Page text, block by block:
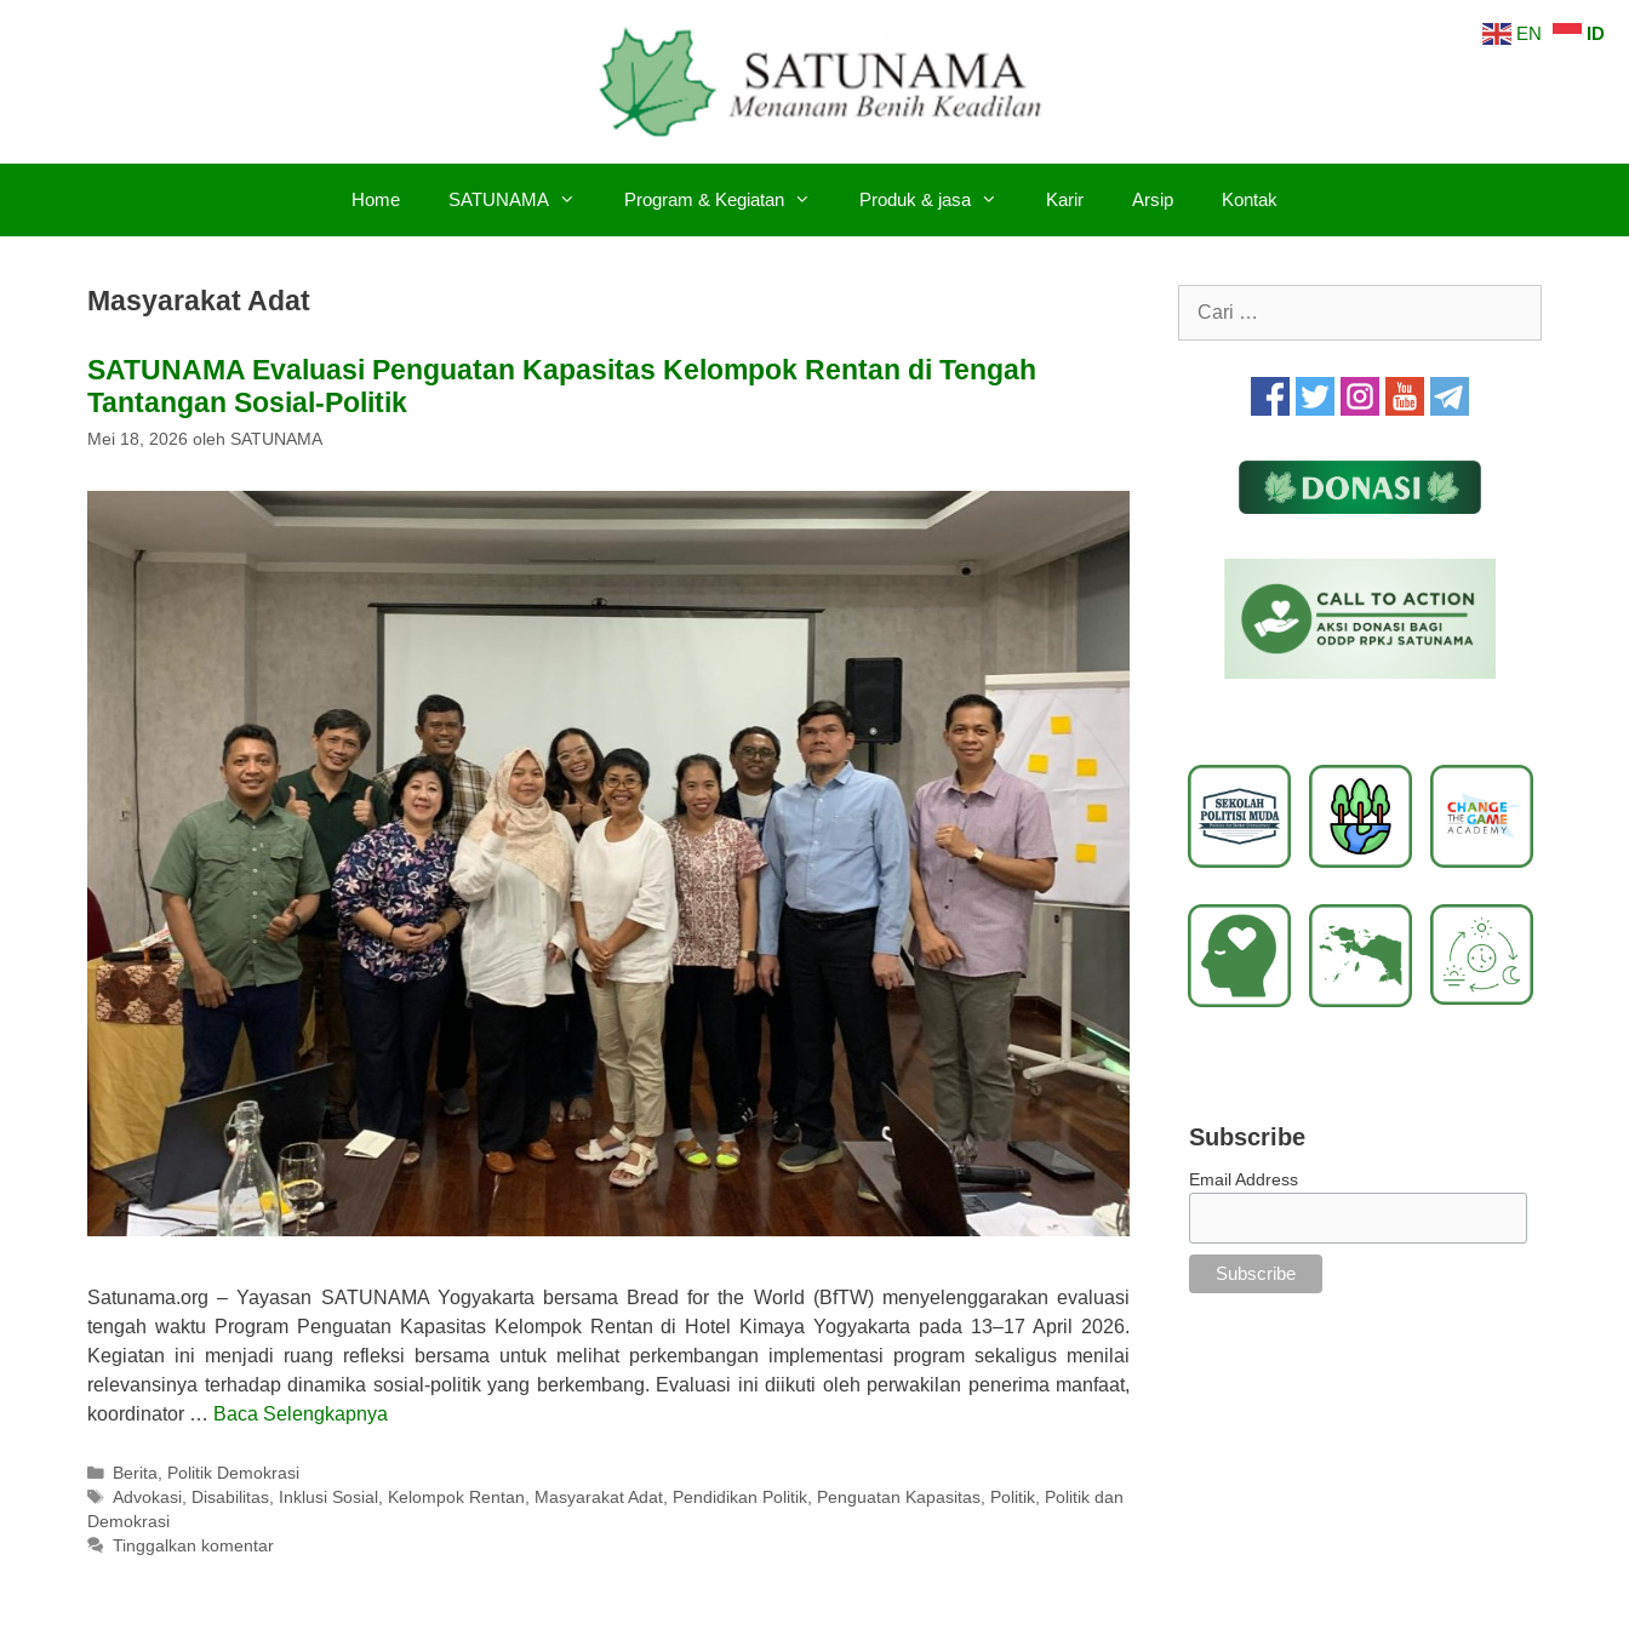
Home SATUNAMA Program & Kegiatan Produk & jasa Karir Arsip Kontak
Masyarakat Adat
SATUNAMA Evaluasi Penguatan Kapasitas Kelompok Rentan di Tengah
Tantangan Sosial-Politik
Mei 18, 2026 oleh SATUNAMA
Satunama.org – Yayasan SATUNAMA Yogyakarta bersama Bread for the World (BfTW) menyelenggarakan evaluasi
tengah waktu Program Penguatan Kapasitas Kelompok Rentan di Hotel Kimaya Yogyakarta pada 13–17 April 2026.
Kegiatan ini menjadi ruang refleksi bersama untuk melihat perkembangan implementasi program sekaligus menilai
relevansinya terhadap dinamika sosial-politik yang berkembang. Evaluasi ini diikuti oleh perwakilan penerima manfaat,
koordinator … Baca Selengkapnya
Kategori
Berita
Politik Demokrasi
Tag
Advokasi Disabilitas Inklusi Sosial Kelompok Rentan Masyarakat Adat Pendidikan Politik Penguatan Kapasitas Politik Politik dan
Demokrasi
Tinggalkan komentar
Cari
Subscribe
Email Address
EN ID